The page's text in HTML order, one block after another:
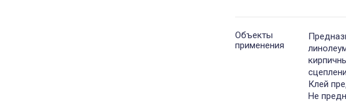
Объекты
применения
Клей
Не